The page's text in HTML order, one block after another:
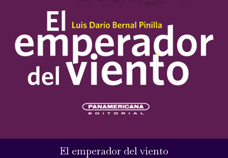
El emperador del viento